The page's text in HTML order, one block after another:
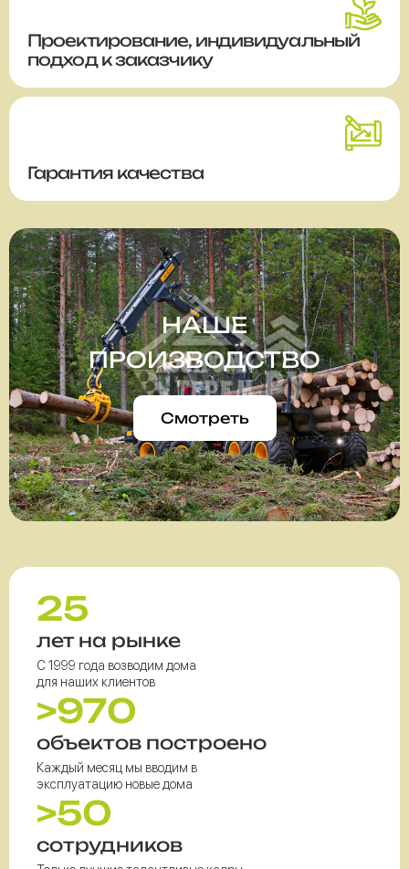
Проектирование, индивидуальный
подход к заказчику
Гарантия качества
НАШЕ
ПРОИЗВОДСТВО
Смотреть
25
лет на рынке
С 1999 года возводим дома
для наших клиентов
>970
объектов построено
Каждый месяц мы вводим в
эксплуатацию новые дома
>50
сотрудников